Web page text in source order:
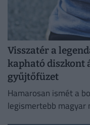
Visszatér a
kapható diszkont
gyűjtőfüzet
Hamarosan ismét a
legismertebb magyar